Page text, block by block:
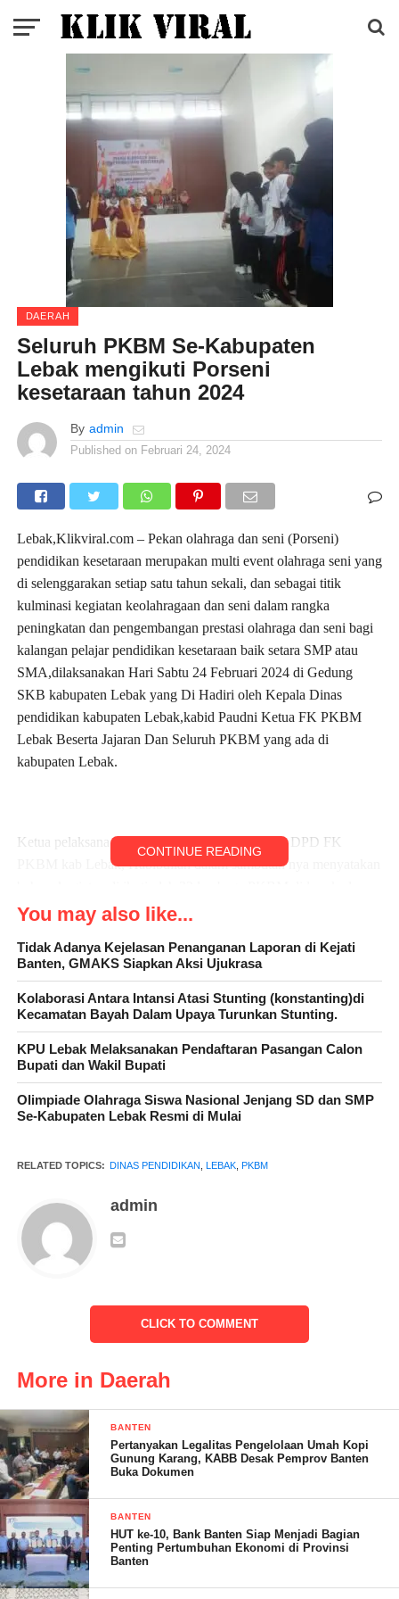
DAERAH
Seluruh PKBM Se-Kabupaten
Lebak mengikuti Porseni
kesetaraan tahun 2024
By admin
Published on Februari 24, 2024
Lebak,Klikviral.com – Pekan olahraga dan seni (Porseni)
pendidikan kesetaraan merupakan multi event olahraga seni yang
di selenggarakan setiap satu tahun sekali, dan sebagai titik
kulminasi kegiatan keolahragaan dan seni dalam rangka
peningkatan dan pengembangan prestasi olahraga dan seni bagi
kalangan pelajar pendidikan kesetaraan baik setara SMP atau
SMA,dilaksanakan Hari Sabtu 24 Februari 2024 di Gedung
SKB kabupaten Lebak yang Di Hadiri oleh Kepala Dinas
pendidikan kabupaten Lebak,kabid Paudni Ketua FK PKBM
Lebak Beserta Jajaran Dan Seluruh PKBM yang ada di
kabupaten Lebak.
Ketua pelaksana kegiatan sekaligus ketua forum DPD FK
PKBM kab Lebak, Habibullah dalam sambutan nya menyatakan
dan di ikuti 120 peserta. Adapun jenis lomba yaitu itu lomba
dan 3 serta ada juara umum, dalam kegiatan Porseni ini kami
ambil tema “mewujudkan pendidikan kesetaraan yang mandiri
dan berprestasi” Dan semoga kegiatan ini berjalan lancar dan
tidak ada halangan apapun serta kami menunjukan bahwa
eksistensi program kesetraan di kab Lebak selalu ada dan
terdepan. “Ungkap habib.
bahwa Secara umum manfaat pendidikan pekan olahraga dan
kebersamaan setiap individu dalam melakukan suatu kegiatan
yang bersifat positif, dengan diadakannya Porseni ini selain
sarana untuk pengembangan bakat dan minat para peserta didik
Kepala dinas pendidikan dalam sambutan nya sekaligus
membuka kegiatan Porseni bahwa Kegiatan ini ajang untuk
CONTINUE READING
You may also like...
Tidak Adanya Kejelasan Penanganan Laporan di Kejati
Banten, GMAKS Siapkan Aksi Ujukrasa
Kolaborasi Antara Intansi Atasi Stunting (konstanting)di
Kecamatan Bayah Dalam Upaya Turunkan Stunting.
KPU Lebak Melaksanakan Pendaftaran Pasangan Calon
Bupati dan Wakil Bupati
Olimpiade Olahraga Siswa Nasional Jenjang SD dan SMP
Se-Kabupaten Lebak Resmi di Mulai
RELATED TOPICS: DINAS PENDIDIKAN LEBAK, PKBM
admin
CLICK TO COMMENT
More in Daerah
BANTEN
Pertanyakan Legalitas Pengelolaan Umah Kopi
Gunung Karang, KABB Desak Pemprov Banten
Buka Dokumen
BANTEN
HUT ke-10, Bank Banten Siap Menjadi Bagian
Penting Pertumbuhan Ekonomi di Provinsi
Banten